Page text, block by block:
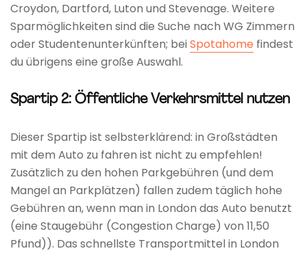
Croydon, Dartford, Luton und Stevenage. Weitere
Sparmöglichkeiten sind die Suche nach WG Zimmern
oder Studentenunterkünften; beiSpotahome findest
du übrigens eine große Auswahl.
Spartip 2: Öffentliche Verkehrsmittel nutzen
Dieser Spartip ist selbsterklärend: in Großstädten
mit dem Auto zu fahren ist nicht zu empfehlen!
Zusätzlich zu den hohen Parkgebühren (und dem
Mangel an Parkplätzen) fallen zudem täglich hohe
Gebühren an, wenn man in London das Auto benutzt
(eine Staugebühr (Congestion Charge) von 11,50
Pfund)). Das schnellste Transportmittel in London